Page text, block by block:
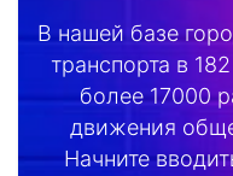
В нашей базе
транспорта в
более 17000
движения
Начните